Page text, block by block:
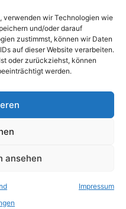
verwenden wir Technologien wie
und/oder darauf
zustimmst, können wir Daten
auf dieser Website verarbeiten.
oder zurückziehst, können
werden.
ansehen
Impressum